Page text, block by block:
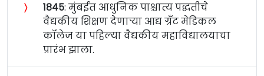
〉 १८४५: मुंबईत आधुनिक पाश्चात्य पद्धतीचे
वैद्यकीय शिक्षण देणाऱ्या आद्य ग्रँट मेडिकल
कॉलेज या पहिल्या वैद्यकीय महाविद्यालयाचा
प्रारंभ झाला.